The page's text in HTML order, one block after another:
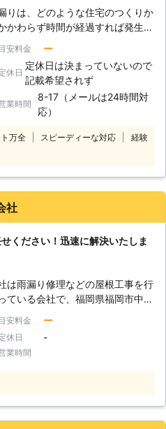
ス依頼を弊社にしてください。
りは、どのような住宅のつくりか
かわらず時間が経過すれば発生し
住宅の方が発生しやすいですが新
住宅といえども油断はできませ
。雨漏りぐらい大したことはないと
てしまうと、後で大きなしっぺ返
を食らうことになるでしょう。実際
、雨漏り修理を怠ったために、住宅
値が著しく下がった例や莫大な修
すぐ弊社にお問い合わせくださ
。雨漏り修理のプロがお客様の問題
安料金 ー
休日
定休日は決まっていないので
記載希望されず
業時間
8-17（メールは24時間対
応）
万全 スピーディーな対応
経験
社
ください！迅速に解決いたしま
は雨漏り修理などの屋根工事を行
ている会社で、福岡県福岡市中央
一度起こると自然に収まることは
ので、必ず修繕が必要になりま
しかし、晴れた日には雨漏りは起
安料金 ー
休日 -
業時間